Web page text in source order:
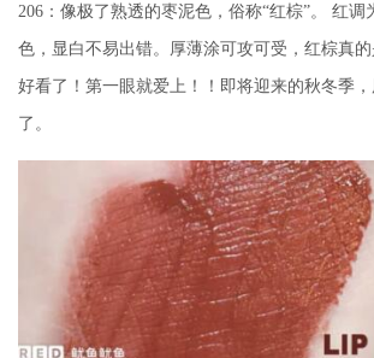
206：像极了熟透的枣泥色，俗称“红棕”。 红调
色，显白不易出错。厚薄涂可攻可受，红棕真
好看了！第一眼就爱上！！即将迎来的秋冬季
了。